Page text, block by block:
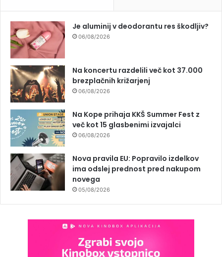
Je aluminij v deodorantu res škodljiv?
06/08/2026
Na koncertu razdelili več kot 37.000
brezplačnih križarjenj
06/08/2026
Na Kope prihaja KKŠ Summer Fest z
več kot 15 glasbenimi izvajalci
06/08/2026
Nova pravila EU: Popravilo izdelkov
ima odslej prednost pred nakupom
novega
05/08/2026